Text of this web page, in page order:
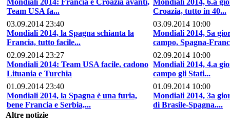
Team USA fa...
Croazia, tutto in 40...
03.09.2014 23:40
Mondiali 2014, la Spagna schianta la
Francia, tutto facile...
03.09.2014 10:00
Mondiali 2014, 5a
campo, Spagna-
02.09.2014 23:27
Mondiali 2014: Team USA facile, cadono
Lituania e Turchia
02.09.2014 10:00
Mondiali 2014, 4.a
campo gli Stati...
01.09.2014 23:40
Mondiali 2014, la Spagna è una furia,
bene Francia e Serbia,...
01.09.2014 10:00
Mondiali 2014, 3a
di Brasile-Spagna....
Altre notizie